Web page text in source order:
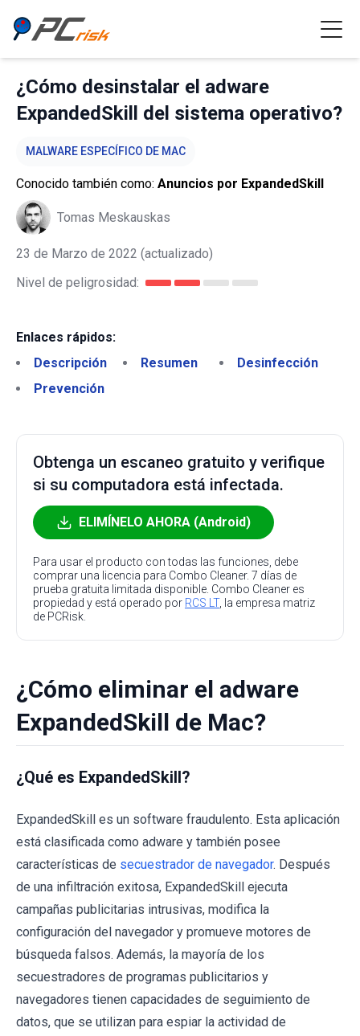
¿Cómo desinstalar el adware
ExpandedSkill del sistema operativo?
MALWARE ESPECÍFICO DE MAC
Conocido también como: Anuncios por ExpandedSkill
Tomas Meskauskas
23 de Marzo de 2022 (actualizado)
Nivel de peligrosidad:
Enlaces rápidos:
Descripción
Resumen
Desinfección
Prevención
Obtenga un escaneo gratuito y verifique
si su computadora está infectada.
ELIMÍNELO AHORA (Android)
Para usar el producto con todas las funciones, debe
comprar una licencia para Combo Cleaner. 7 días de
prueba gratuita limitada disponible. Combo Cleaner es
propiedad y está operado por RCS LT, la empresa matriz
de PCRisk.
¿Cómo eliminar el adware
ExpandedSkill de Mac?
¿Qué es ExpandedSkill?
ExpandedSkill es un software fraudulento. Esta aplicación
está clasificada como adware y también posee
características de secuestrador de navegador. Después
de una infiltración exitosa, ExpandedSkill ejecuta
campañas publicitarias intrusivas, modifica la
configuración del navegador y promueve motores de
búsqueda falsos. Además, la mayoría de los
secuestradores de programas publicitarios y
navegadores tienen capacidades de seguimiento de
datos, que se utilizan para espiar la actividad de